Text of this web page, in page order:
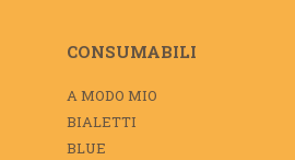
CONSUMABILI
A MODO MIO
BIALETTI
BLUE